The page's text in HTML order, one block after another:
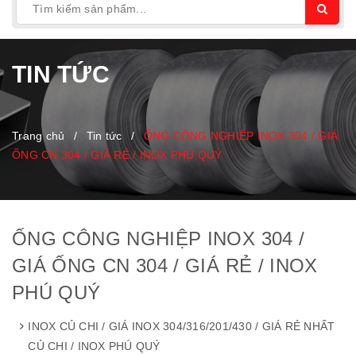
TIN TỨC
Trang chủ / Tin tức /
ỐNG CÔNG NGHIỆP INOX 304 / GIÁ
ỐNG CN 304 / GIÁ RẺ / INOX PHÚ QUÝ
ỐNG CÔNG NGHIỆP INOX 304 /
GIÁ ỐNG CN 304 / GIÁ RẺ / INOX
PHÚ QUÝ
INOX CỦ CHI / GIÁ INOX 304/316/201/430 / GIÁ RẺ NHẤT
CỦ CHI / INOX PHÚ QUÝ